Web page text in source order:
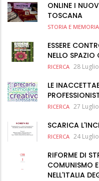
ONLINE I
TOSCANA
STORIA E MEMORIA
ESSERE
NELLO
RICERCA 28
LE
RICERCA 27
SCARICA
RICERCA 24
RIFORME DI
COMUNISMO
NELL'ITALIA